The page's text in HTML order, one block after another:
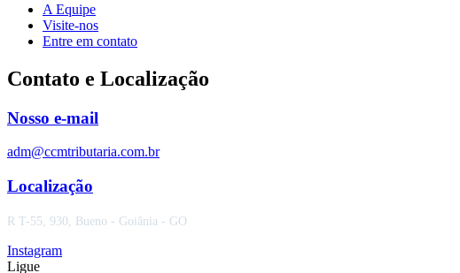
A Equipe
Visite-nos
Entre em contato
Contato e Localização
Nosso e-mail
adm@ccmtributaria.com.br
Localização
R T-55, 930, Bueno - Goiânia - GO
Instagram
Ligue